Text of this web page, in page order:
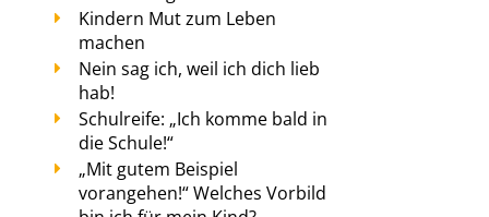
Kindern Mut zum Leben
machen
Nein sag ich, weil ich dich lieb
hab!
Schulreife: „Ich komme bald in
die Schule!“
„Mit gutem Beispiel
vorangehen!“ Welches Vorbild